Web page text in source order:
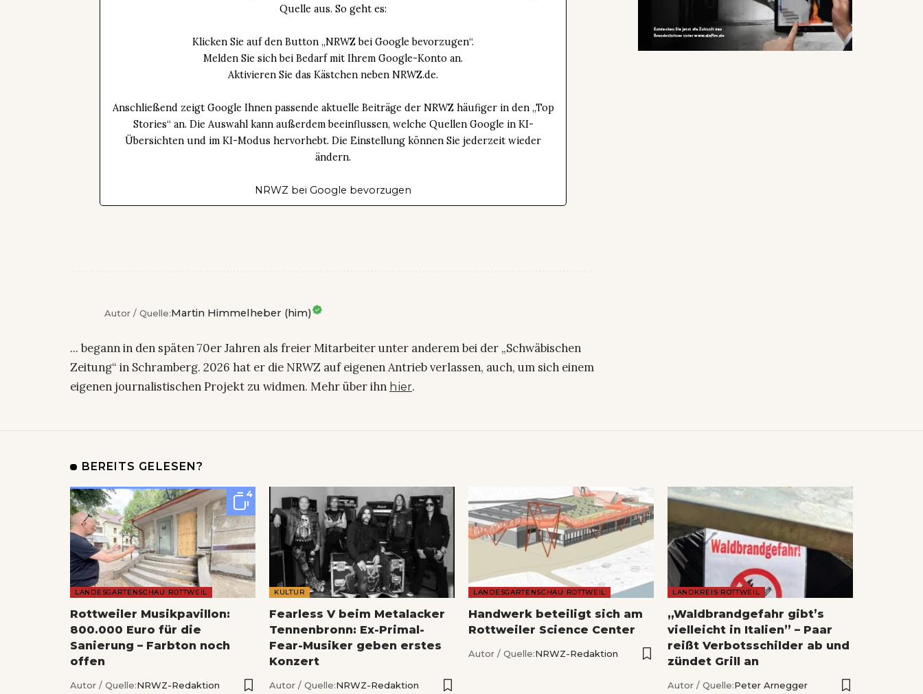
Quelle aus. So geht es:
Klicken Sie auf den Button „NRWZ bei Google bevorzugen“.
Melden Sie sich bei Bedarf mit Ihrem Google-Konto an.
Aktivieren Sie das Kästchen neben NRWZ.de.
Anschließend zeigt Google Ihnen passende aktuelle Beiträge der NRWZ häufiger in den „Top
Stories“ an. Die Auswahl kann außerdem beeinflussen, welche Quellen Google in KI-
Übersichten und im KI-Modus hervorhebt. Die Einstellung können Sie jederzeit wieder
ändern.
NRWZ bei Google bevorzugen
Autor / Quelle:Martin Himmelheber (him)
... begann in den späten 70er Jahren als freier Mitarbeiter unter anderem bei der „Schwäbischen
Zeitung“ in Schramberg. 2026 hat er die NRWZ auf eigenen Antrieb verlassen, auch, um sich einem
eigenen journalistischen Projekt zu widmen. Mehr über ihn hier.
BEREITS GELESEN?
4
LANDESGARTENSCHAU ROTTWEIL
Rottweiler Musikpavillon:
800.000 Euro für die
Sanierung – Farbton noch
offen
Autor / Quelle:NRWZ-Redaktion
KULTUR
Fearless V beim Metalacker
Tennenbronn: Ex-Primal-
Fear-Musiker geben erstes
Konzert
Autor / Quelle:NRWZ-Redaktion
LANDESGARTENSCHAU ROTTWEIL
Handwerk beteiligt sich am
Rottweiler Science Center
Autor / Quelle:NRWZ-Redaktion
LANDKREIS ROTTWEIL
„Waldbrandgefahr gibt’s
vielleicht in Italien” – Paar
reißt Verbotsschilder ab und
zündet Grill an
Autor / Quelle:Peter Arnegger